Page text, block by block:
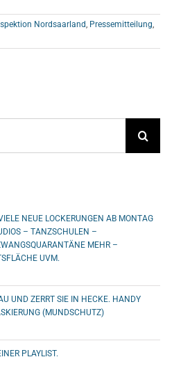
Nordsaarland, Pressemitteilung,
NEUE LOCKERUNGEN AB MONTAG
– TANZSCHULEN –
MEHR –
UVM.
UND ZERRT SIE IN HECKE. HANDY
(MUNDSCHUTZ)
PLAYLIST.